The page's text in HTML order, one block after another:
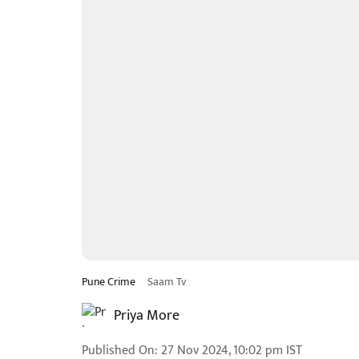
Pune Crime Saam Tv
Priya More
Published On: 27 Nov 2024, 10:02 pm IST